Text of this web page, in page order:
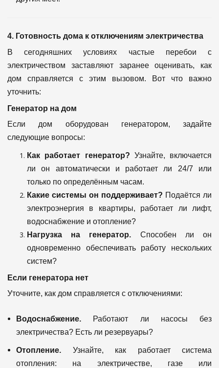
4. Готовность дома к отключениям электричества
В сегодняшних условиях частые перебои с
электричеством заставляют заранее оценивать, как
дом справляется с этим вызовом. Вот что важно
уточнить:
Генератор на дом
Если дом оборудован генератором, задайте
следующие вопросы:
Как работает генератор? Узнайте, включается
ли он автоматически и работает ли 24/7 или
только по определённым часам.
Какие системы он поддерживает? Подаётся ли
электроэнергия в квартиры, работает ли лифт,
водоснабжение и отопление?
Нагрузка на генератор. Способен ли он
одновременно обеспечивать работу нескольких
систем?
Если генератора нет
Уточните, как дом справляется с отключениями:
Водоснабжение. Работают ли насосы без
электричества? Есть ли резервуары?
Отопление. Узнайте, как работает система
отопления: на электричестве, газе или